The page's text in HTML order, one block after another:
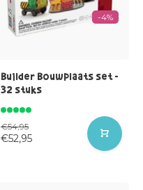
-4%
Builder Bouwplaats set -
32 stuks
€54,95
€52,95